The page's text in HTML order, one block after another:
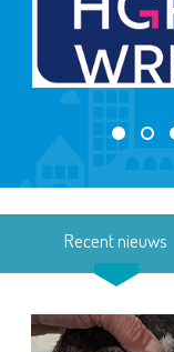
Recent nieuws